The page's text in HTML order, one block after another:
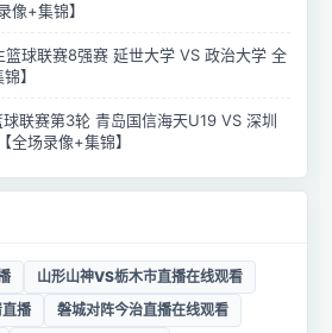
像+集锦】
球联赛8强赛 延世大学 VS 政治大学 全
】
联赛第3轮 青岛国信海天U19 VS 深圳
全场录像+集锦】
山形山神VS栃木市直播在线观看
播
磐城对阵今治直播在线观看